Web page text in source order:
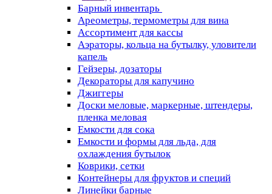
Барный инвентарь
Ареометры, термометры для вина
Ассортимент для кассы
Аэраторы, кольца на бутылку, уловители
капель
Гейзеры, дозаторы
Декораторы для капучино
Джиггеры
Доски меловые, маркерные, штендеры,
пленка меловая
Емкости для сока
Емкости и формы для льда, для
охлаждения бутылок
Коврики, сетки
Контейнеры для фруктов и специй
Линейки барные